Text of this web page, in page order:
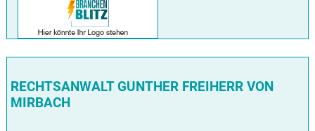
RECHTSANWALT GUNTHER FREIHERR VON
MIRBACH